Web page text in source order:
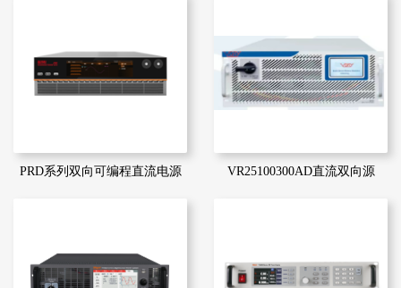
PRD系列双向可编程直流电源 VR25100300AD直流双向源